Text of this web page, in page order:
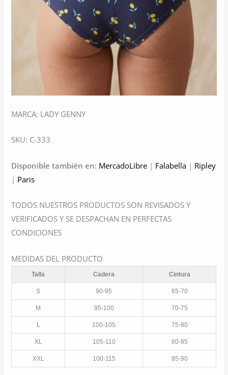
MARCA: LADY GENNY
SKU: C-333
Disponible también en: MercadoLibre | Falabella | Ripley
| Paris
TODOS NUESTROS PRODUCTOS SON REVISADOS Y
VERIFICADOS Y SE DESPACHAN EN PERFECTAS
CONDICIONES
MEDIDAS DEL PRODUCTO
Talla Cadera Cintura
S 90-95 65-70
M 95-100 70-75
L 100-105 75-80
XL 105-110 80-85
XXL 100-115 85-90